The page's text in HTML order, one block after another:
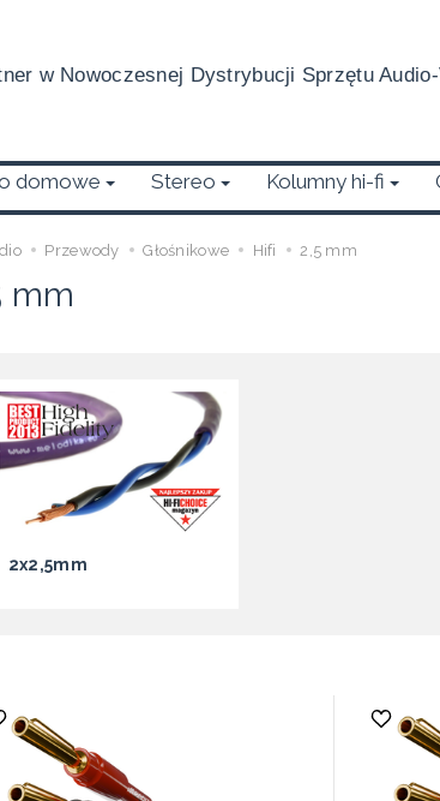
w Nowoczesnej Dystrybucji Sprzętu
domowe Stereo Kolumny hi-fi
Przewody Głośnikowe Hifi 2,5 mm
mm
2x2,5mm